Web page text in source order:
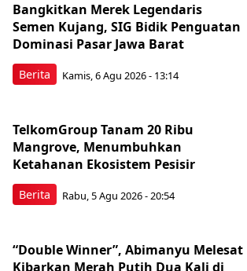
Berita
Bangkitkan Merek Legendaris
Semen Kujang, SIG Bidik Penguatan
Dominasi Pasar Jawa Barat
Kamis, 6 Agu 2026 - 13:14
Berita
TelkomGroup Tanam 20 Ribu
Mangrove, Menumbuhkan
Ketahanan Ekosistem Pesisir
Rabu, 5 Agu 2026 - 20:54
“Double Winner”, Abimanyu Melesat
Kibarkan Merah Putih Dua Kali di